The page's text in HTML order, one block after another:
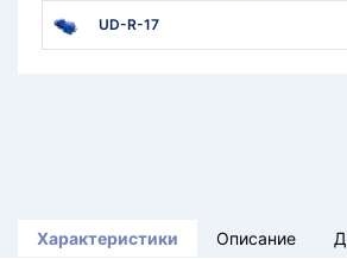
UD-R-17
Характеристики Описание